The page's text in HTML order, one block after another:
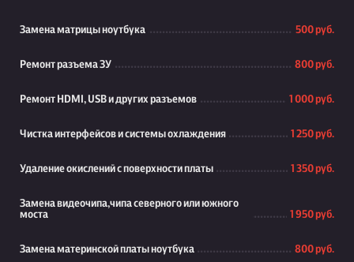
Замена матрицы ноутбука 500 руб.
Ремонт разъема ЗУ 800 руб.
Ремонт HDMI, USB и других разъемов 1 000 руб.
Чистка интерфейсов и системы охлаждения 1 250 руб.
Удаление окислений с поверхности платы 1 350 руб.
Замена видеочипа,чипа северного или южного
моста
1 950 руб.
Замена материнской платы ноутбука 800 руб.